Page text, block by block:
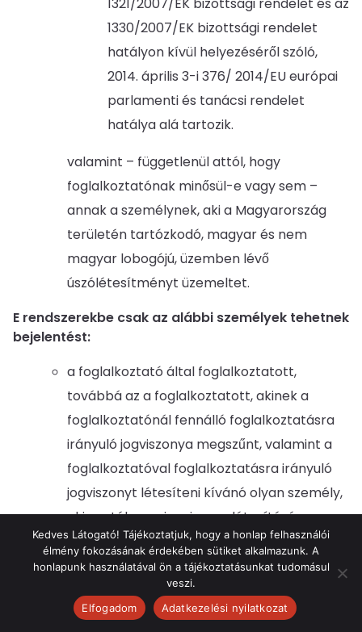
1330/2007/EK bizottsági rendelet
hatályon kívül helyezéséről szóló,
2014. április 3-i 376/ 2014/EU európai
parlamenti és tanácsi rendelet
hatálya alá tartozik.
valamint – függetlenül attól, hogy
foglalkoztatónak minősül-e vagy sem –
annak a személynek, aki a Magyarország
területén tartózkodó, magyar és nem
magyar lobogójú, üzemben lévő
úszólétesítményt üzemeltet.
E rendszerekbe csak az alábbi személyek tehetnek
bejelentést:
a foglalkoztató által foglalkoztatott,
továbbá az a foglalkoztatott, akinek a
foglalkoztatónál fennálló foglalkoztatásra
irányuló jogviszonya megszűnt, valamint a
foglalkoztatóval foglalkoztatásra irányuló
jogviszonyt létesíteni kívánó olyan személy,
aki esetében e jogviszony létesítésére
vonatkozó eljárás megkezdődött,
a) az egyéni vállalkozó, az egyéni
Kedves Látogató! Tájékoztatjuk, hogy a honlap felhasználói
élmény fokozásának érdekében sütiket alkalmazunk. A
honlapunk használatával ön a tájékoztatásunkat tudomásul
veszi.
Elfogadom
Adatkezelési nyilatkozat